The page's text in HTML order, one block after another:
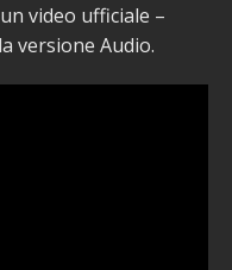
video ufficiale –
versione Audio.